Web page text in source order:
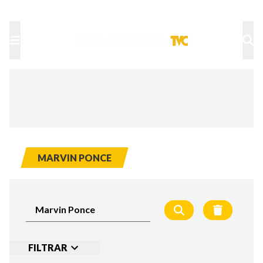
MARVIN PONCE
FILTRAR